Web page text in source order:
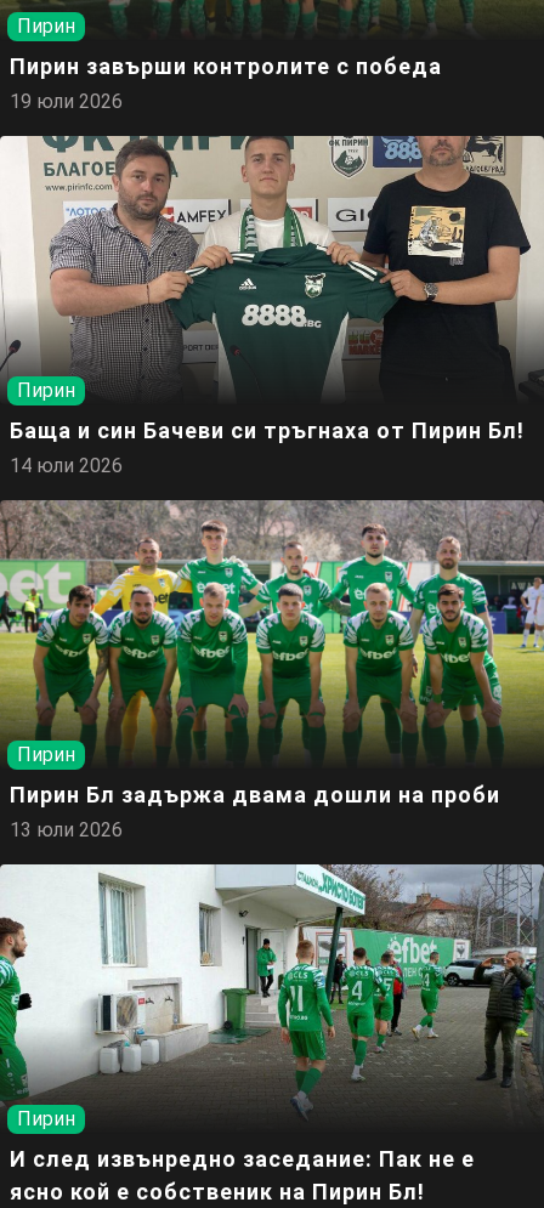
Пирин
Пирин завърши контролите с победа
19 юли 2026
Пирин
Баща и син Бачеви си тръгнаха от Пирин Бл!
14 юли 2026
Пирин
Пирин Бл задържа двама дошли на проби
13 юли 2026
Пирин
И след извънредно заседание: Пак не е
ясно кой е собственик на Пирин Бл!